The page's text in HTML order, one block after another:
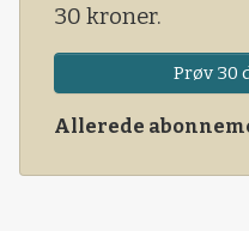
30 kroner.
Prøv 30
Allerede